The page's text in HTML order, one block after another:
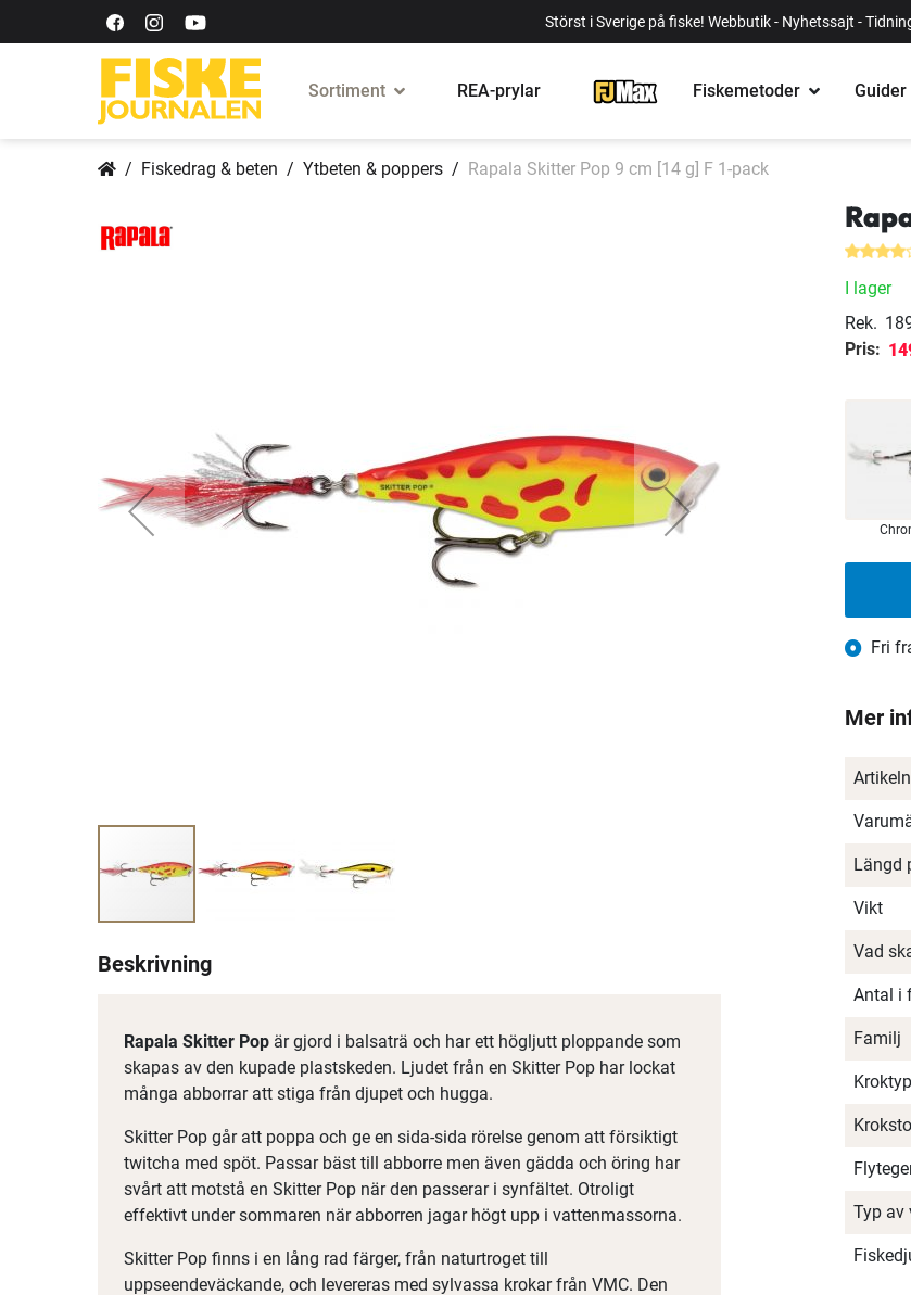
Störst i Sverige på fiske! Webbutik - Nyhetssajt -
Sortiment REA-prylar Fiskemetoder Guider
Fiskedrag & beten Ytbeten & poppers Rapala Skitter Pop 9 cm [14 g] F 1-pack
Beskrivning
Rapala Skitter Pop är gjord i balsaträ och har ett högljutt ploppande som
skapas av den kupade plastskeden. Ljudet från en Skitter Pop har lockat
många abborrar att stiga från djupet och hugga.
Skitter Pop går att poppa och ge en sida-sida rörelse genom att försiktigt
twitcha med spöt. Passar bäst till abborre men även gädda och öring har
svårt att motstå en Skitter Pop när den passerar i synfältet. Otroligt
effektivt under sommaren när abborren jagar högt upp i vattenmassorna.
Skitter Pop finns i en lång rad färger, från naturtroget till
uppseendeväckande, och levereras med sylvassa krokar från VMC. Den
I lager
Rek.
Pris:
Fri
Mer
Längd
Vikt
Vad
Antal i
Familj
Kroktyp
Typ av